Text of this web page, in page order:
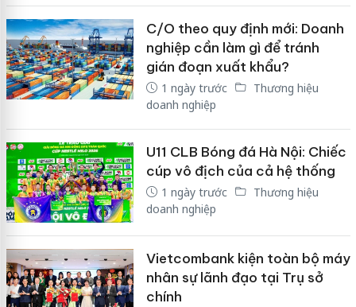
C/O theo quy định mới: Doanh
nghiệp cần làm gì để tránh
gián đoạn xuất khẩu?
1 ngày trước
Thương hiệu
doanh nghiệp
U11 CLB Bóng đá Hà Nội: Chiếc
cúp vô địch của cả hệ thống
1 ngày trước
Thương hiệu
doanh nghiệp
Vietcombank kiện toàn bộ máy
nhân sự lãnh đạo tại Trụ sở
chính